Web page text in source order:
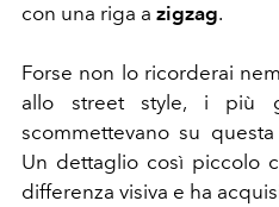
con una riga a zigzag.
Forse non lo ricorderai
allo street style, i più
scommettevano su
Un dettaglio così piccolo
differenza visiva e ha